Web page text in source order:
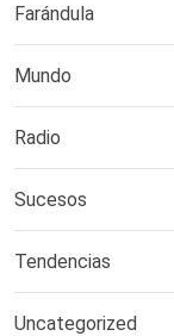
Farándula
Mundo
Radio
Sucesos
Tendencias
Uncategorized